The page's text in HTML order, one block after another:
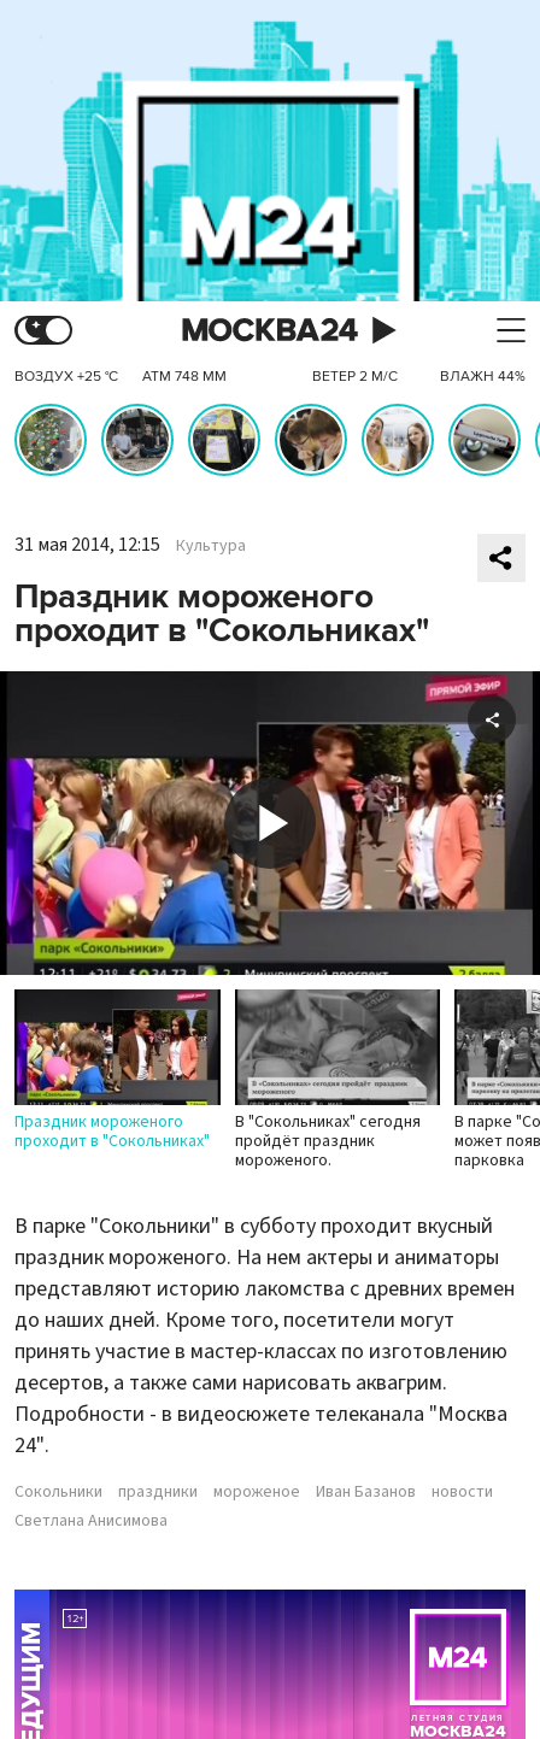
ВОЗДУХ +25 °C АТМ 748 ММ ВЕТЕР 2 М/С ВЛАЖН 44%
31 мая 2014, 12:15 Культура
Праздник мороженого
проходит в "Сокольниках"
Play
Video
Праздник мороженого
проходит в "Сокольниках"
В "Сокольниках" сегодня
пройдёт праздник
мороженого.
В парке
может
парковка
В парке "Сокольники" в субботу проходит вкусный
праздник мороженого. На нем актеры и аниматоры
представляют историю лакомства с древних времен
до наших дней. Кроме того, посетители могут
принять участие в мастер-классах по изготовлению
десертов, а также сами нарисовать аквагрим.
Подробности - в видеосюжете телеканала "Москва
24".
Сокольники праздники мороженое Иван Базанов
новости
Светлана Анисимова